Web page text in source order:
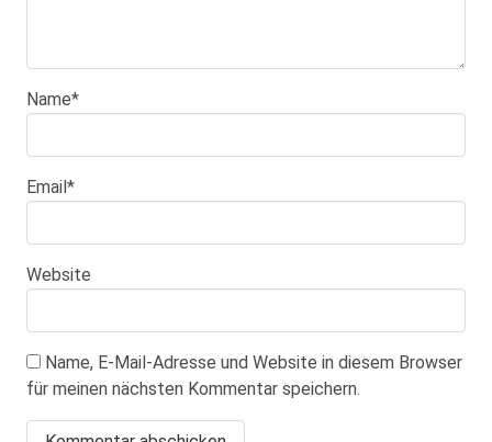
Name*
Email*
Website
Name, E-Mail-Adresse und Website in diesem Browser
für meinen nächsten Kommentar speichern.